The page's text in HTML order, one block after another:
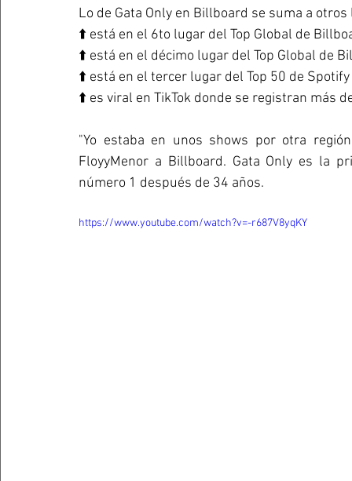
Lo de Gata Only en Billboard se suma a otros
⬆️ está en el 6to lugar del Top Global de
⬆️ está en el décimo lugar del Top Global de
⬆️ está en el tercer lugar del Top 50 de Spotify
⬆️ es viral en TikTok donde se registran más
"Yo estaba en unos shows por otra
FloyyMenor a Billboard. Gata Only es la
número 1 después de 34 años.
https://www.youtube.com/watch?v=-r687V8yqKY